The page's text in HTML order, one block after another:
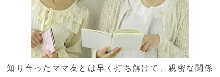
知り合ったママ友とは早く打ち解けて、親密な関係